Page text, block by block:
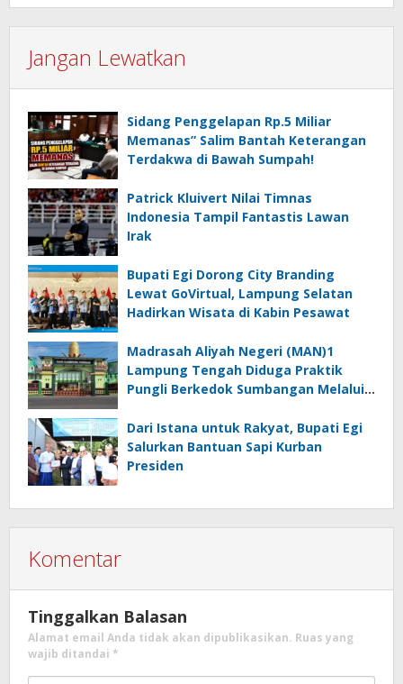
Jangan Lewatkan
Sidang Penggelapan Rp.5 Miliar
Memanas” Salim Bantah Keterangan
Terdakwa di Bawah Sumpah!
Patrick Kluivert Nilai Timnas
Indonesia Tampil Fantastis Lawan
Irak
Bupati Egi Dorong City Branding
Lewat GoVirtual, Lampung Selatan
Hadirkan Wisata di Kabin Pesawat
Madrasah Aliyah Negeri (MAN)1
Lampung Tengah Diduga Praktik
Pungli Berkedok Sumbangan Melalui
Dari Istana untuk Rakyat, Bupati Egi
Salurkan Bantuan Sapi Kurban
Presiden
Komentar
Tinggalkan Balasan
Alamat email Anda tidak akan dipublikasikan. Ruas yang
wajib ditandai *